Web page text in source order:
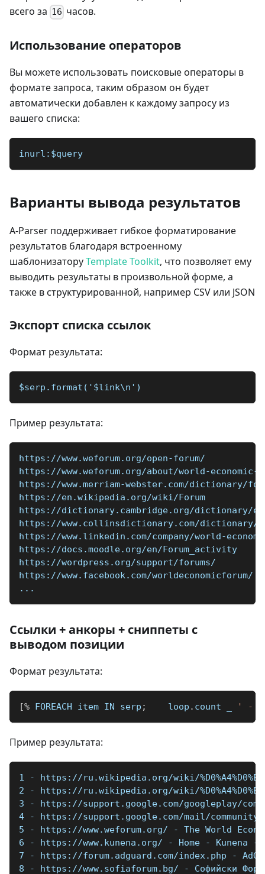
всего за 16 часов.
Использование операторов
Вы можете использовать поисковые операторы в
формате запроса, таким образом он будет
автоматически добавлен к каждому запросу из
вашего списка:
inurl:$query
Варианты вывода результатов
A-Parser поддерживает гибкое форматирование
результатов благодаря встроенному
шаблонизаторуTemplate Toolkit, что позволяет ему
выводить результаты в произвольной форме, а
также в структурированной, например CSV или JSON
Экспорт списка ссылок
Формат результата:
$serp.format('$link\n')
Пример результата:
https://www.weforum.org/open-forum/
https://www.weforum.org/about/world-economic-
https://www.merriam-webster.com/dictionary/
https://en.wikipedia.org/wiki/Forum
https://dictionary.cambridge.org/dictionary/
https://www.collinsdictionary.com/dictionary/
https://www.linkedin.com/company/world-
https://docs.moodle.org/en/Forum_activity
https://wordpress.org/support/forums/
https://www.facebook.com/worldeconomicforum/
...
Ссылки + анкоры + сниппеты с
выводом позиции
Формат результата:
[% FOREACH item IN serp ;
    loop
. count ' - '
Пример результата:
1 - https://ru.wikipedia.org/wiki/
2 - https://ru.wikipedia.org/wiki/
3 - https://support.google.com/googleplay/
4 - https://support.google.com/mail/
5 - https://www.weforum.org/ - The World
6 - https://www.kunena.org/ - Home - Kunena -
7 - https://forum.adguard.com/index.php -
8 - https://www.sofiaforum.bg/ - Софийски